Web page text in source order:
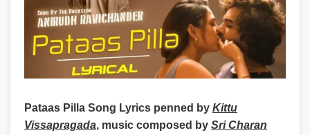
Pataas Pilla Song Lyrics penned by Kittu
Vissapragada, music composed by Sri Charan